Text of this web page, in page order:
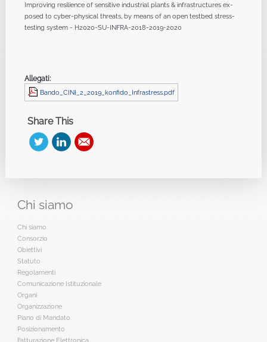
Improving resilience of sensitive industrial plants & infrastructures ex-
posed to cyber-physical threats, by means of an open testbed stress-
testing system - H2020-SU-INFRA-2018-2019-2020
Allegati:
Bando_CINI_2_2019_konfido_Infrastress.pdf
Share This
Chi siamo
Chi siamo
Consorzio
Obiettivi
Statuto
Regolamenti
Comunicazione Istituzionale
Organi
Organizzazione
Piano di Mandato
Posizionamento
Fatturazione Elettronica